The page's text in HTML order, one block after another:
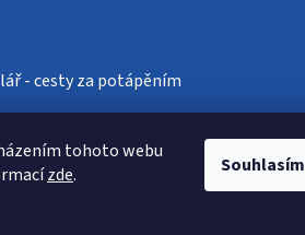
tohoto webu
zde. Souhlasím
- cesty za potápěním